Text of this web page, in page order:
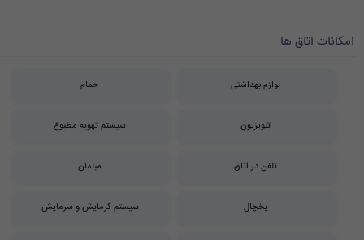
امکانات اتاق ها
لوازم بهداشتی حمام
تلویزیون سیستم تهویه مطبوع
تلفن در اتاق مبلمان
یخچال سیستم گرمایش و سرمایش